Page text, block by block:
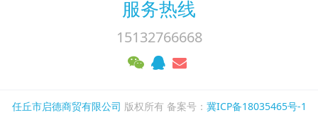
服务热线
15132766668
任丘市启德商贸有限公司 版权所有 备案号： 冀ICP备18035465号-1